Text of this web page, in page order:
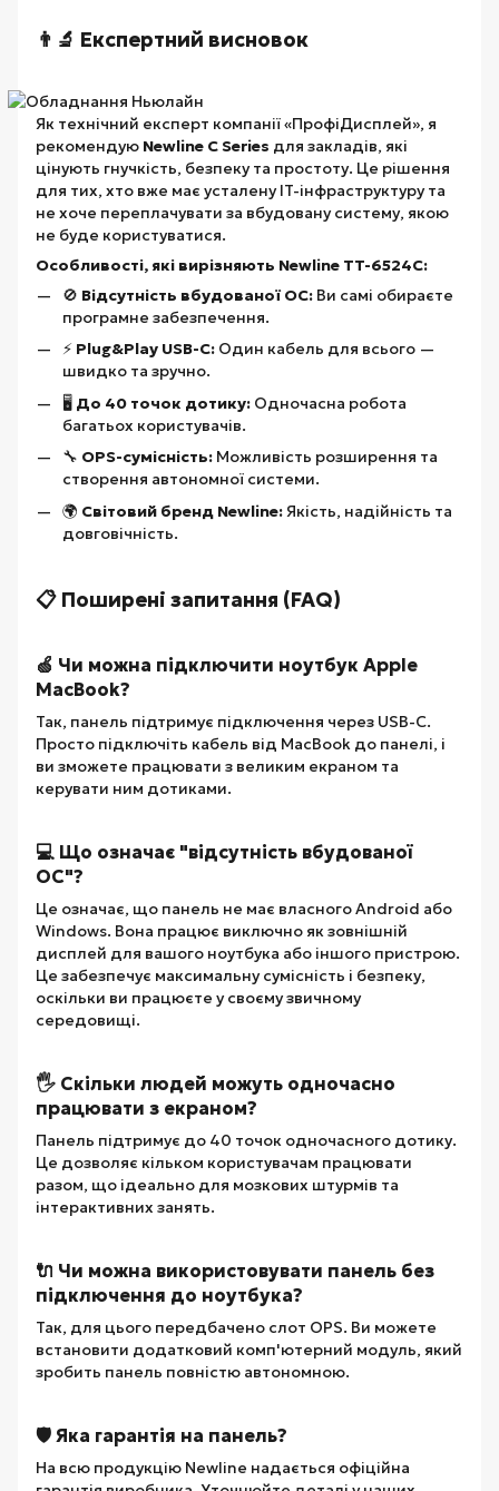
👨‍🔬 Експертний висновок
Як технічний експерт компанії «ПрофіДисплей», я
рекомендую Newline C Series для закладів, які
цінують гнучкість, безпеку та простоту. Це рішення
для тих, хто вже має усталену IT-інфраструктуру та
не хоче переплачувати за вбудовану систему, якою
не буде користуватися.
Особливості, які вирізняють Newline TT-6524C:
🚫 Відсутність вбудованої ОС: Ви самі обираєте
програмне забезпечення.
⚡ Plug&Play USB-C: Один кабель для всього —
швидко та зручно.
🖥️ До 40 точок дотику: Одночасна робота
багатьох користувачів.
🔧 OPS-сумісність: Можливість розширення та
створення автономної системи.
🌍 Світовий бренд Newline:Якість, надійність та
довговічність.
📋 Поширені запитання (FAQ)
🍏 Чи можна підключити ноутбук Apple
MacBook?
Так, панель підтримує підключення через USB-C.
Просто підключіть кабель від MacBook до панелі, і
ви зможете працювати з великим екраном та
керувати ним дотиками.
💻 Що означає "відсутність вбудованої
ОС"?
Це означає, що панель не має власного Android або
Windows. Вона працює виключно як зовнішній
дисплей для вашого ноутбука або іншого пристрою.
Це забезпечує максимальну сумісність і безпеку,
оскільки ви працюєте у своєму звичному
середовищі.
🖐️ Скільки людей можуть одночасно
працювати з екраном?
Панель підтримує до 40 точок одночасного дотику.
Це дозволяє кільком користувачам працювати
разом, що ідеально для мозкових штурмів та
інтерактивних занять.
🔌 Чи можна використовувати панель без
підключення до ноутбука?
Так, для цього передбачено слот OPS. Ви можете
встановити додатковий комп'ютерний модуль, який
зробить панель повністю автономною.
🛡️ Яка гарантія на панель?
На всю продукцію Newline надається офіційна